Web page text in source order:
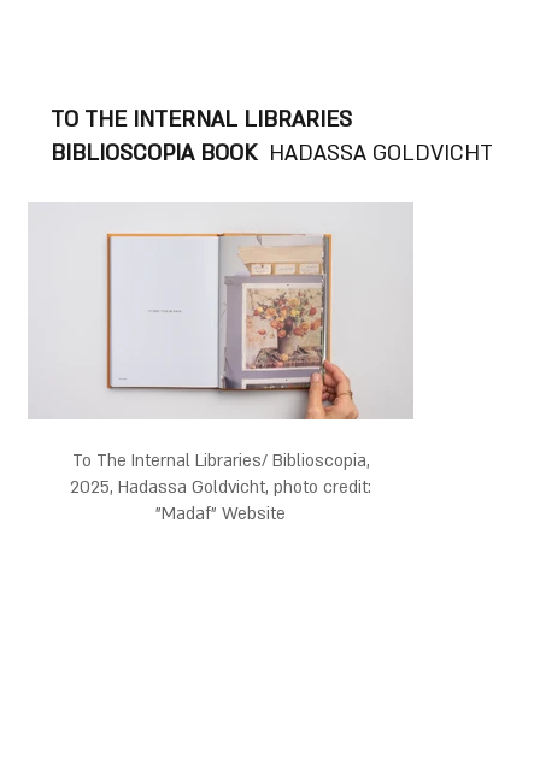
TO THE INTERNAL LIBRARIES
BIBLIOSCOPIA BOOK HADASSA GOLDVICHT
To The Internal Libraries/ Biblioscopia,
2025, Hadassa Goldvicht, photo credit:
"Madaf" Website